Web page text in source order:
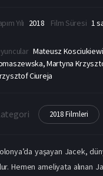
Yılı 2018 Film Süresi 1
Mateusz
Martyna
Ciureja
2018 Filmleri
yaşayan Jacek,
Hemen ameliyata alınan